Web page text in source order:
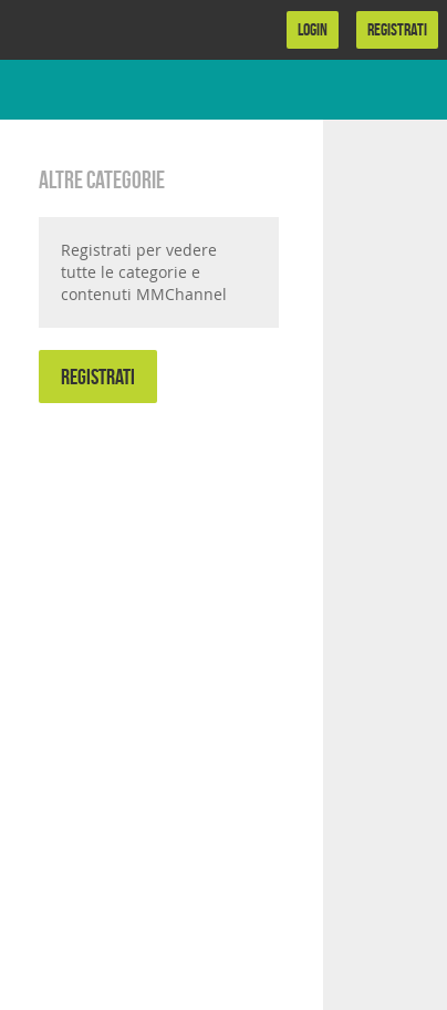
LOGIN REGISTRATI
Altre categorie
Registrati per vedere
tutte le categorie e
contenuti MMChannel
REGISTRATI